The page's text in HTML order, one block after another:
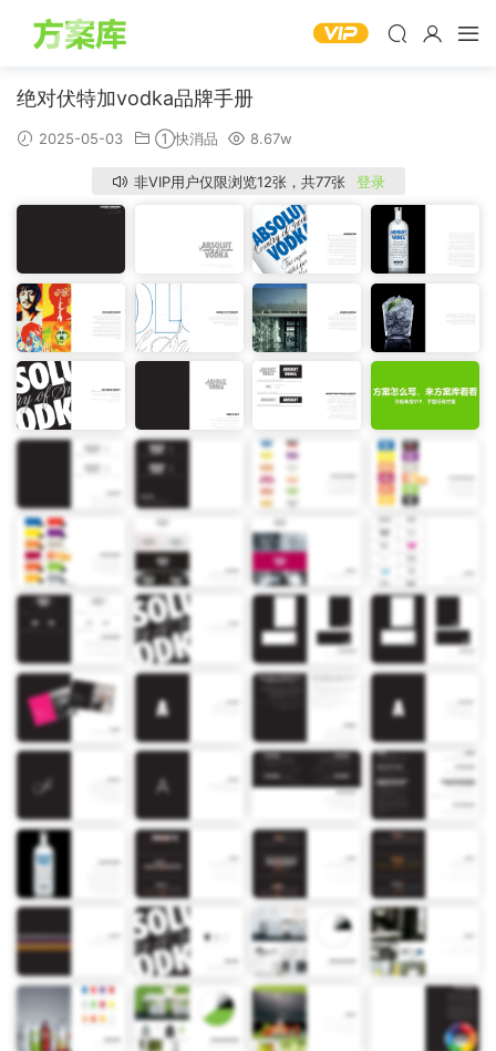
绝对伏特加vodka品牌手册
2025-05-03 ①快消品 8.67w
非VIP用户仅限浏览12张，共77张 登录